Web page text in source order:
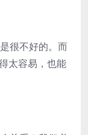
很不好的。而
太容易，也能